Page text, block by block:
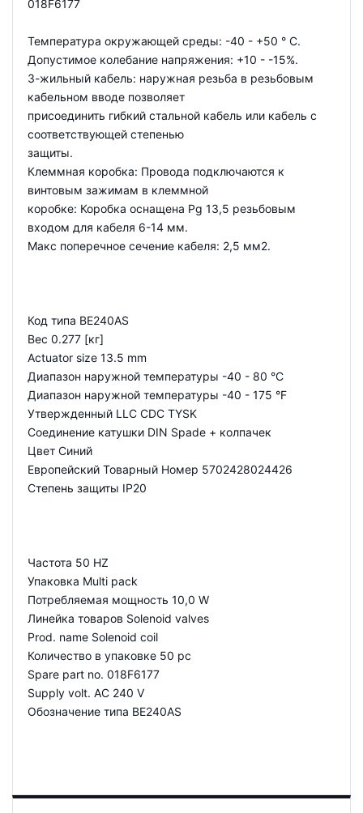
018F6177
Температура окружающей среды: -40 - +50 ° С.
Допустимое колебание напряжения: +10 - -15%.
3-жильный кабель: наружная резьба в резьбовым
кабельном вводе позволяет
присоединить гибкий стальной кабель или кабель с
соответствующей степенью
защиты.
Клеммная коробка: Провода подключаются к
винтовым зажимам в клеммной
коробке: Коробка оснащена Pg 13,5 резьбовым
входом для кабеля 6-14 мм.
Макс поперечное сечение кабеля: 2,5 мм2.
Код типа BE240AS
Вес 0.277 [кг]
Actuator size 13.5 mm
Диапазон наружной температуры -40 - 80 °C
Диапазон наружной температуры -40 - 175 °F
Утвержденный LLC CDC TYSK
Соединение катушки DIN Spade + колпачек
Цвет Синий
Европейский Товарный Номер 5702428024426
Степень защиты IP20
Частота 50 HZ
Упаковка Multi pack
Потребляемая мощность 10,0 W
Линейка товаров Solenoid valves
Prod. name Solenoid coil
Количество в упаковке 50 pc
Spare part no. 018F6177
Supply volt. AC 240 V
Обозначение типа BE240AS